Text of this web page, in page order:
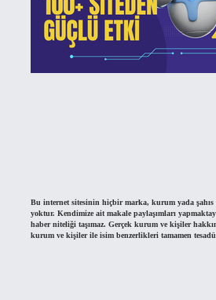
Bu internet sitesinin hiçbir marka, kurum yada şahıs
yoktur. Kendimize ait makale paylaşımları
haber niteliği taşımaz. Gerçek kurum ve kişiler
kurum ve kişiler ile isim benzerlikleri tamamen